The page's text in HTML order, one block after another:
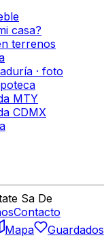
casa?
terrenos
· foto
MTY
CDMX
Sa De
Contacto
Mapa Guardados